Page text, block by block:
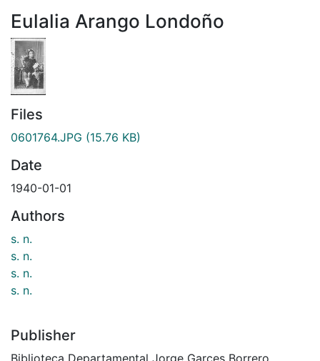
Eulalia Arango Londoño
Files
0601764.JPG (15.76 KB)
Date
1940-01-01
Authors
s. n.
s. n.
s. n.
s. n.
Publisher
Biblioteca Departamental Jorge Garces Borrero